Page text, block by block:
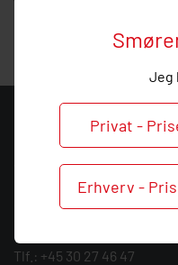
Jeg
Privat -
Erhverv -
KONTAKT
Smøremanden A/S
CVR: 39683717
Søndergården 3
Tlf.: +45 30 27 46 47